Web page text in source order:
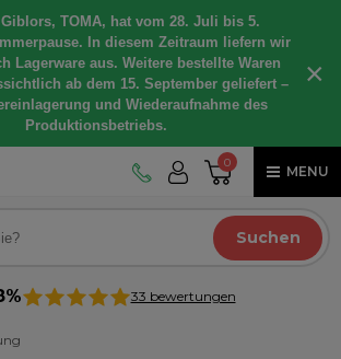
Giblors, TOMA, hat vom 28. Juli bis 5.
In diesem Zeitraum liefern wir
Lagerware aus. Weitere bestellte Waren
ab dem 15. September geliefert –
und Wiederaufnahme des
Produktionsbetriebs.
×
0
MENU
Suchen
33 bewertungen